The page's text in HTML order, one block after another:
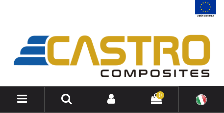
0